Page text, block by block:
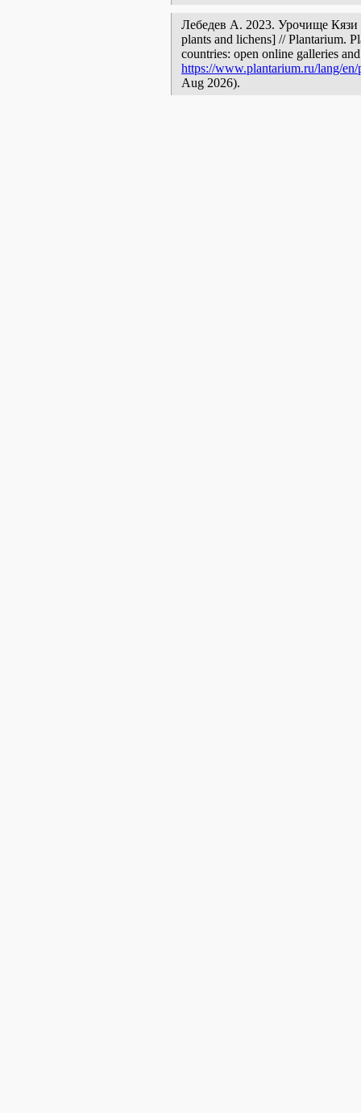
Лебедев А. 2023. Урочище Кязи
plants and lichens] // Plantarium.
countries: open online galleries
https://www.plantarium.ru/lang/
Aug 2026).